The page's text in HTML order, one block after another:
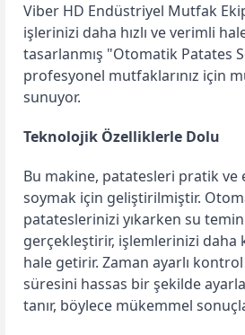
Viber HD Endüstriyel Mutfak
işlerinizi daha hızlı ve verimli
tasarlanmış "Otomatik Patates
profesyonel mutfaklarınız için
sunuyor.
Teknolojik Özelliklerle Dolu
Bu makine, patatesleri pratik ve
soymak için geliştirilmiştir.
patateslerinizi yıkarken su
gerçekleştirir, işlemlerinizi daha
hale getirir. Zaman ayarlı
süresini hassas bir şekilde
tanır, böylece mükemmel